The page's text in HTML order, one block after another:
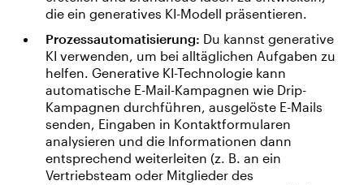
die ein generatives KI-Modell präsentieren.
Prozessautomatisierung: Du kannst generative
KI verwenden, um bei alltäglichen Aufgaben zu
helfen. Generative KI-Technologie kann
automatische E-Mail-Kampagnen wie Drip-
Kampagnen durchführen, ausgelöste E-Mails
senden, Eingaben in Kontaktformularen
analysieren und die Informationen dann
entsprechend weiterleiten (z. B. an ein
Vertriebsteam oder Mitglieder des